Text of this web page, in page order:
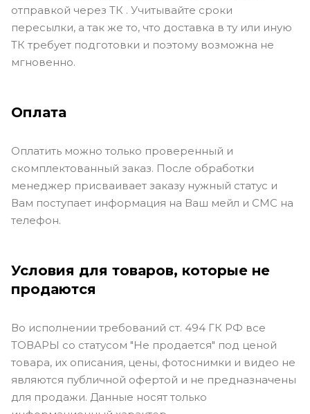
отправкой через ТК . Учитывайте сроки
пересылки, а так же то, что доставка в ту или иную
ТК требует подготовки и поэтому возможна не
мгновенно.
Оплата
Оплатить можно только проверенный и
скомплектованный заказ. После обработки
менеджер присваивает заказу нужный статус и
Вам поступает информация на Ваш мейл и СМС на
телефон.
Условия для товаров, которые не
продаются
Во исполнении требований ст. 494 ГК РФ все
ТОВАРЫ со статусом "Не продается" под ценой
товара, их описания, цены, фотоснимки и видео не
являются публичной офертой и не предназначены
для продажи. Данные носят только